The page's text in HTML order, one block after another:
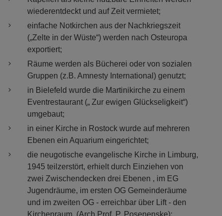
wiederentdeckt und auf Zeit vermietet;
einfache Notkirchen aus der Nachkriegszeit
(„Zelte in der Wüste“) werden nach Osteuropa
exportiert;
Räume werden als Bücherei oder von sozialen
Gruppen (z.B. Amnesty International) genutzt;
in Bielefeld wurde die Martinikirche zu einem
Eventrestaurant („ Zur ewigen Glückseligkeit“)
umgebaut;
in einer Kirche in Rostock wurde auf mehreren
Ebenen ein Aquarium eingerichtet;
die neugotische evangelische Kirche in Limburg,
1945 teilzerstört, erhielt durch Einziehen von
zwei Zwischendecken drei Ebenen , im EG
Jugendräume, im ersten OG Gemeinderäume
und im zweiten OG - erreichbar über Lift - den
Kirchenraum. (Arch.Prof. P. Posenenske);